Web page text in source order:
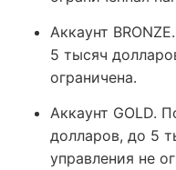
Аккаунт
5 тысяч
ограничена.
Аккаунт GOLD.
долларов, до 5
управления не